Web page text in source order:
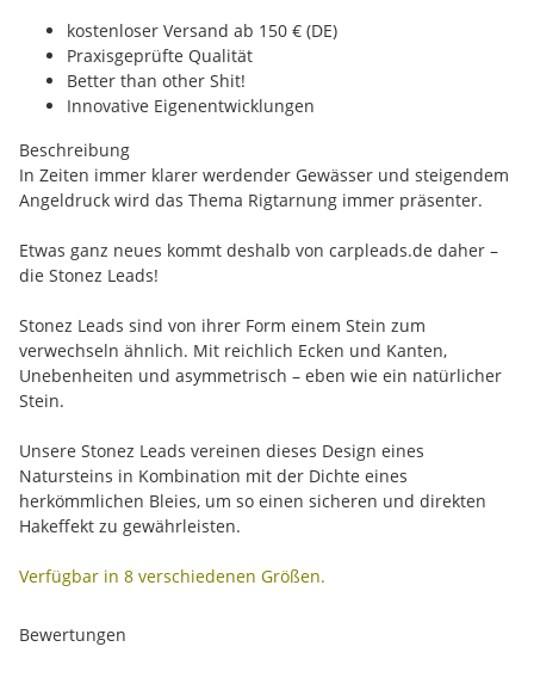
kostenloser Versand ab 150 € (DE)
Praxisgeprüfte Qualität
Better than other Shit!
Innovative Eigenentwicklungen
Beschreibung
In Zeiten immer klarer werdender Gewässer und steigendem
Angeldruck wird das Thema Rigtarnung immer präsenter.
Etwas ganz neues kommt deshalb von carpleads.de daher –
die Stonez Leads!
Stonez Leads sind von ihrer Form einem Stein zum
verwechseln ähnlich. Mit reichlich Ecken und Kanten,
Unebenheiten und asymmetrisch – eben wie ein natürlicher
Stein.
Unsere Stonez Leads vereinen dieses Design eines
Natursteins in Kombination mit der Dichte eines
herkömmlichen Bleies, um so einen sicheren und direkten
Hakeffekt zu gewährleisten.
Verfügbar in 8 verschiedenen Größen.
Bewertungen